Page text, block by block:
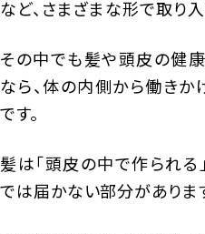
など、さまざまな形で取り入
その中でも髪や頭皮の健
なら、体の内側から働きか
です。
髪は「頭皮の中で作られる
では届かない部分がありま